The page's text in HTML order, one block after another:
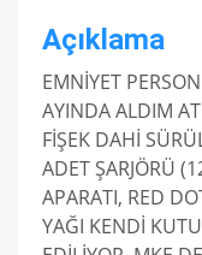
Açıklama
EMNİYET
AYINDA ALDIM
FİŞEK DAHİ
ADET ŞARJÖRÜ
APARATI, RED
YAĞI KENDİ